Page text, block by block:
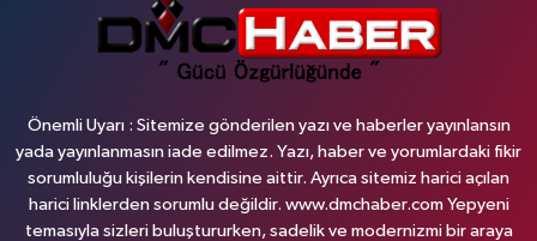
Önemli Uyarı : Sitemize gönderilen yazı ve haberler yayınlansın
yada yayınlanmasın iade edilmez. Yazı, haber ve yorumlardaki fikir
sorumluluğu kişilerin kendisine aittir. Ayrıca sitemiz harici açılan
harici linklerden sorumlu değildir. www.dmchaber.com Yepyeni
temasıyla sizleri buluştururken, sadelik ve modernizmi bir araya